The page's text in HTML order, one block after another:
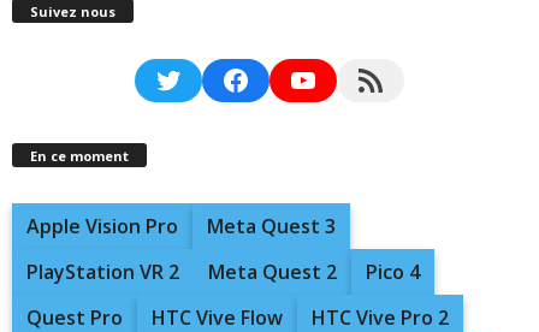
Suivez nous
TwitterFacebookYouTubeRSS Feed
En ce moment
Apple Vision Pro
Meta Quest 3
PlayStation VR 2
Meta Quest 2
Pico 4
Quest Pro
HTC Vive Flow
HTC Vive Pro 2